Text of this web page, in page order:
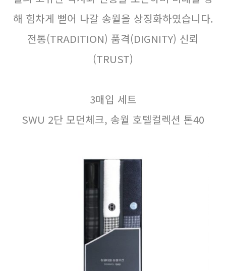
해 힘차게 뻗어 나갈 송월을 상징화하였습니다.
전통(TRADITION) 품격(DIGNITY) 신뢰
(TRUST)
3매입 세트
SWU 2단 모던체크, 송월 호텔컬렉션 톤40